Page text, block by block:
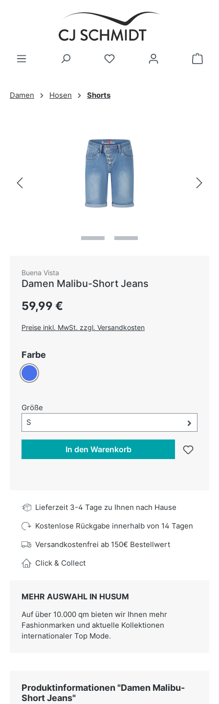
Zum Hauptinhalt springen
Damen Hosen Shorts
Buena Vista
Damen Malibu-Short Jeans
Regulärer Preis:
59,99 €
Preise inkl. MwSt. zzgl. Versandkosten
Farbe
Blau
Größe
Größe-Auswahl öffnen, aktuell ausgewählt:
S
In den Warenkorb
Lieferzeit 3-4 Tage zu Ihnen nach Hause
Kostenlose Rückgabe innerhalb von 14 Tagen
Versandkostenfrei ab 150€ Bestellwert
Click & Collect
MEHR AUSWAHL IN HUSUM
Auf über 10.000 qm bieten wir Ihnen mehr
Fashionmarken und aktuelle Kollektionen
internationaler Top Mode.
Produktinformationen "Damen Malibu-
Short Jeans"